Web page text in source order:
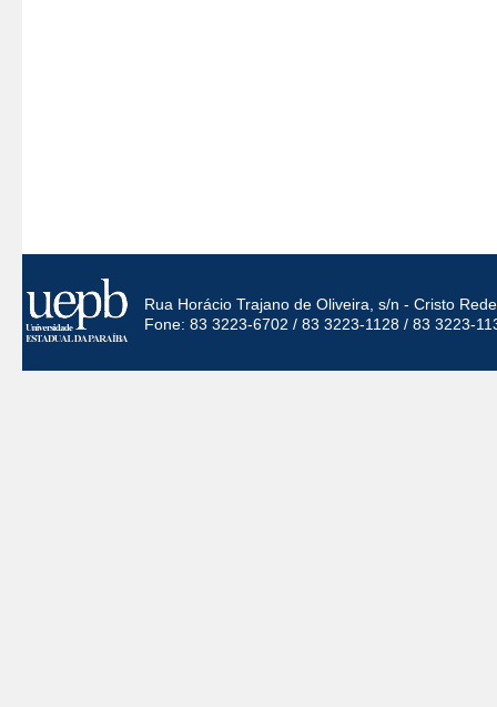
Rua Horácio Trajano de Oliveira, s/n - Cristo
Fone: 83 3223-6702 / 83 3223-1128 / 83 3223-